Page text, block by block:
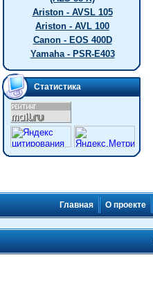
Ariston - AVSL 105
Ariston - AVL 100
Canon - EOS 400D
Yamaha - PSR-E403
Статистика
Главная О проекте